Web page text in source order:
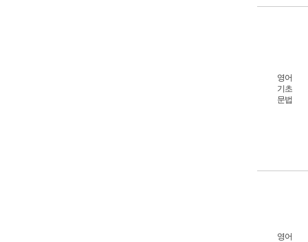
영어
기초
문법
영어